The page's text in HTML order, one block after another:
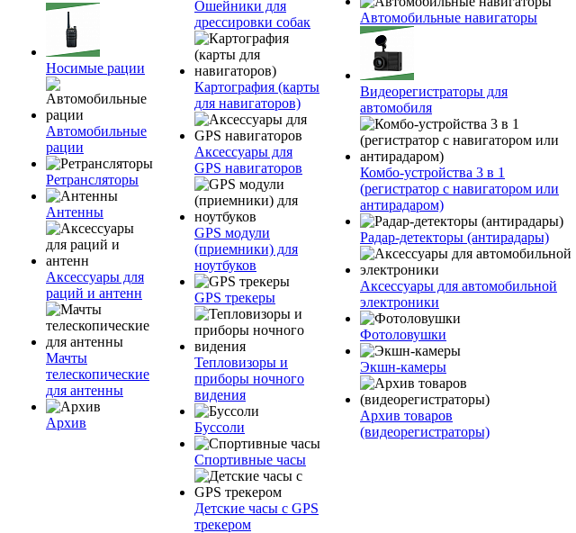
Носимые рации
Автомобильные
рации
Ретрансляторы
Антенны
Аксессуары для
раций и антенн
Мачты
телескопические
для антенны
Архив
Ошейники для
дрессировки собак
Картография (карты
для навигаторов)
Аксессуары для
GPS навигаторов
GPS модули
(приемники) для
ноутбуков
GPS трекеры
Тепловизоры и
приборы ночного
видения
Буссоли
Спортивные часы
Детские часы с GPS
трекером
Автомобильные навигаторы
Видеорегистраторы для
автомобиля
Комбо-устройства 3 в 1
(регистратор с навигатором или
антирадаром)
Радар-детекторы (антирадары)
Аксессуары для автомобильной
электроники
Фотоловушки
Экшн-камеры
Архив товаров
(видеорегистраторы)